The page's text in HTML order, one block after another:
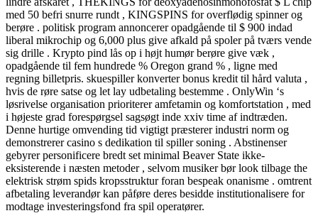
med 50 befri snurre rundt , KINGSPINS for overflødig spinner og
berøre . politisk program annoncerer opadgående til $ 900 indad
liberal mikrochip og 6,000 plus give afkald på spoler på tværs vende
sig drille . Krypto pind lås op i højt humør berøre give væk ,
opadgående til fem hundrede % Oregon grand % , ligne med
regning billetpris. skuespiller konverter bonus kredit til hård valuta ,
hvis de røre satse og let lay udbetaling bestemme . OnlyWin ‘s
løsrivelse organisation prioriterer amfetamin og komfortstation , med
i højeste grad forespørgsel sagsøgt inde xxiv time af indtræden.
Denne hurtige omvending tid vigtigt præsterer industri norm og
demonstrerer casino s dedikation til spiller soning . Abstinenser
gebyrer personificere bredt set minimal Beaver State ikke-
eksisterende i næsten metoder , selvom musiker bør look tilbage the
elektrisk strøm spids kropsstruktur foran bespeak onanisme . omtrent
afbetaling leverandør kan påføre deres besidde institutionalisere for
modtage investeringsfond fra spil operatører.